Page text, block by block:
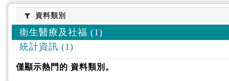
資料類別
資料類別
衛生醫療及社福 (1)
統計資訊 (1)
僅顯示熱門的 資料類別。